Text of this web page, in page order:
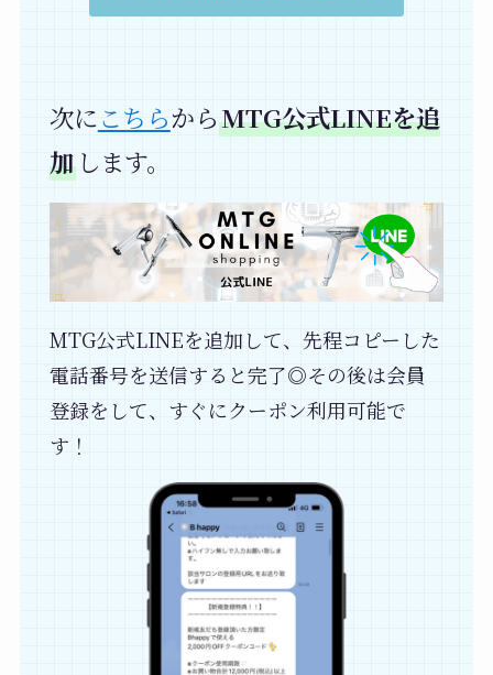
次にこちらからMTG公式LINEを追
加します。
MTG公式LINEを追加して、先程コピーした
電話番号を送信すると完了◎その後は会員
登録をして、すぐにクーポン利用可能で
す！